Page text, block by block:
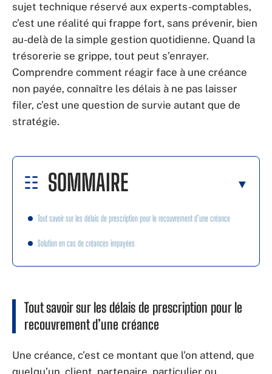
sujet technique réservé aux experts-comptables,
c’est une réalité qui frappe fort, sans prévenir, bien
au-delà de la simple gestion quotidienne. Quand la
trésorerie se grippe, tout peut s’enrayer.
Comprendre comment réagir face à une créance
non payée, connaître les délais à ne pas laisser
filer, c’est une question de survie autant que de
stratégie.
SOMMAIRE
Tout savoir sur les délais de prescription pour le recouvrement d’une créance
Solution en cas de créances impayées
Tout savoir sur les délais de prescription pour le
recouvrement d’une créance
Une créance, c’est ce montant que l’on attend, que
quelqu’un, client, partenaire, particulier ou